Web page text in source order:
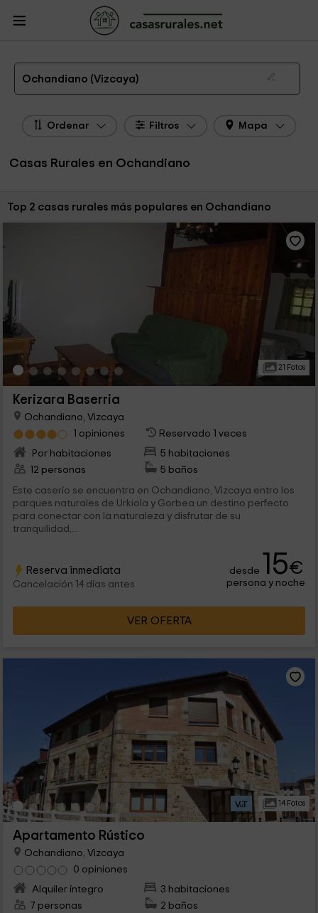
Casas Rurales
Vizcaya
Casas Rurales Ochandiano
Las 2 mejores casas rurales en Ochandiano de 2026
Ochandiano (Vizcaya)
Ordenar Filtros Mapa
Casas Rurales en Ochandiano
Ordenar por:
Top 2 casas rurales más populares en Ochandiano
21 Fotos
Kerizara Baserria
Ochandiano, Vizcaya
1 opiniones
Reservado 1 veces
Por habitaciones
5 habitaciones
12 personas
5 baños
Este caserío se encuentra en Ochandiano, Vizcaya entro los
parques naturales de Urkiola y Gorbea un destino perfecto
para conectar con la naturaleza y disfrutar de su
tranquilidad,...
Reserva inmediata
Cancelación 14 días antes
desde 15€
persona y noche
VER OFERTA
14 Fotos
Apartamento Rústico
Ochandiano, Vizcaya
0 opiniones
Alquiler íntegro
3 habitaciones
7 personas
2 baños